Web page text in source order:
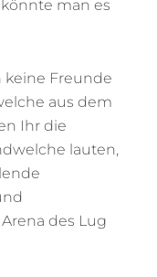
man es
keine Freunde
aus dem
Ihr die
lauten,
des Lug